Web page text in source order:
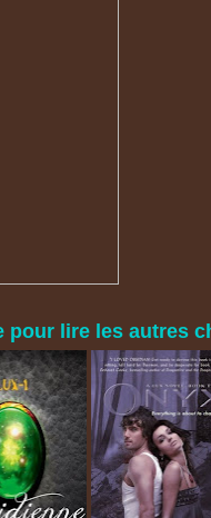
pour lire les autres